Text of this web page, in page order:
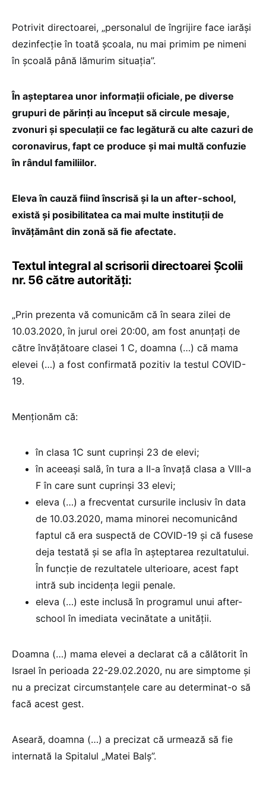
Potrivit directoarei, „personalul de îngrijire face iarăși
dezinfecție în toată școala, nu mai primim pe nimeni
în școală până lămurim situația”.
În așteptarea unor informații oficiale, pe diverse
grupuri de părinți au început să circule mesaje,
zvonuri și speculații ce fac legătură cu alte cazuri de
coronavirus, fapt ce produce și mai multă confuzie
în rândul familiilor.
Eleva în cauză fiind înscrisă și la un after-school,
există și posibilitatea ca mai multe instituții de
învățământ din zonă să fie afectate.
Textul integral al scrisorii directoarei Școlii
nr. 56 către autorități:
„Prin prezenta vă comunicăm că în seara zilei de
10.03.2020, în jurul orei 20:00, am fost anunțați de
către învățătoare clasei 1 C, doamna (…) că mama
elevei (…) a fost confirmată pozitiv la testul COVID-
19.
Menționăm că:
în clasa 1C sunt cuprinși 23 de elevi;
în aceeași sală, în tura a II-a învață clasa a VIII-a
F în care sunt cuprinși 33 elevi;
eleva (…) a frecventat cursurile inclusiv în data
de 10.03.2020, mama minorei necomunicând
faptul că era suspectă de COVID-19 și că fusese
deja testată și se afla în așteptarea rezultatului.
În funcție de rezultatele ulterioare, acest fapt
intră sub incidența legii penale.
eleva (…) este inclusă în programul unui after-
school în imediata vecinătate a unității.
Doamna (…) mama elevei a declarat că a călătorit în
Israel în perioada 22-29.02.2020, nu are simptome și
nu a precizat circumstanțele care au determinat-o să
facă acest gest.
Aseară, doamna (…) a precizat că urmează să fie
internată la Spitalul „Matei Balș”.